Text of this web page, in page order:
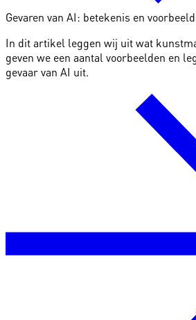
Gevaren van AI: betekenis en
In dit artikel leggen wij uit wat
geven we een aantal voorbeelden en
gevaar van AI uit.